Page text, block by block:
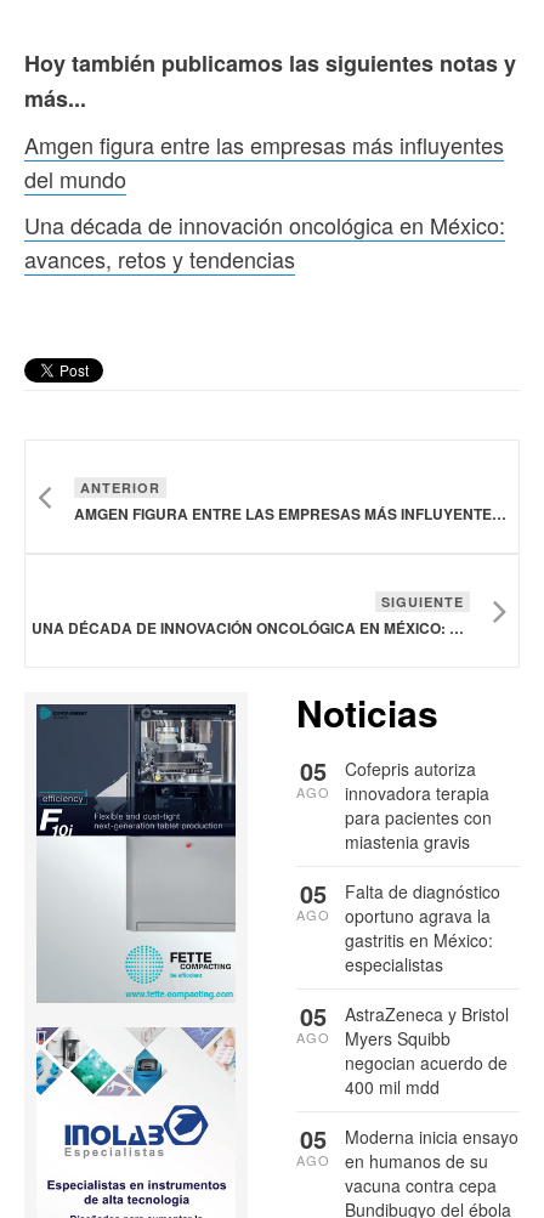
Hoy también publicamos las siguientes notas y
más...
Amgen figura entre las empresas más influyentes
del mundo
Una década de innovación oncológica en México:
avances, retos y tendencias
ANTERIOR
AMGEN FIGURA ENTRE LAS EMPRESAS MÁS INFLUYENTES DEL MUNDO
SIGUIENTE
UNA DÉCADA DE INNOVACIÓN ONCOLÓGICA EN MÉXICO: AVANCES, RETOS Y TENDENCIAS
Noticias
Cofepris autoriza
innovadora terapia
para pacientes con
miastenia gravis
05
AGO
Falta de diagnóstico
oportuno agrava la
gastritis en México:
especialistas
05
AGO
AstraZeneca y Bristol
Myers Squibb
negocian acuerdo de
400 mil mdd
05
AGO
Moderna inicia ensayo
en humanos de su
vacuna contra cepa
Bundibugyo del ébola
05
AGO